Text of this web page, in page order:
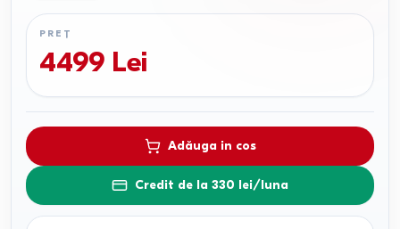
PREȚ
4499 Lei
Adăuga in cos
Credit de la 330 lei/luna